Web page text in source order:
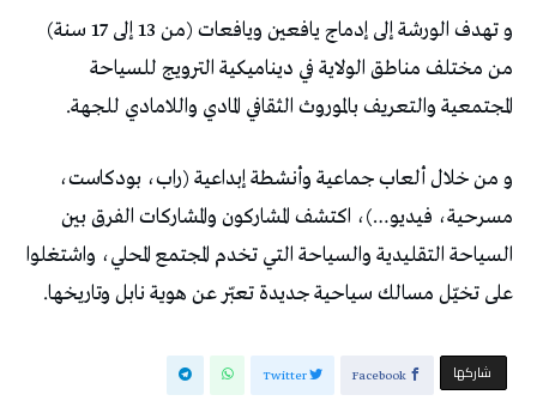
و تهدف الورشة إلى إدماج يافعين ويافعات (من 13 إلى 17 سنة)
من مختلف مناطق الولاية في ديناميكية الترويج للسياحة
المجتمعية والتعريف بالموروث الثقافي المادي واللامادي للجهة.
و من خلال ألعاب جماعية وأنشطة إبداعية (راب، بودكاست،
مسرحية، فيديو…)، اكتشف المشاركون والمشاركات الفرق بين
السياحة التقليدية والسياحة التي تخدم المجتمع المحلي، واشتغلوا
على تخيّل مسالك سياحية جديدة تعبّر عن هوية نابل وتاريخها.
‫‫ شاركها‬ Facebook
Twitter